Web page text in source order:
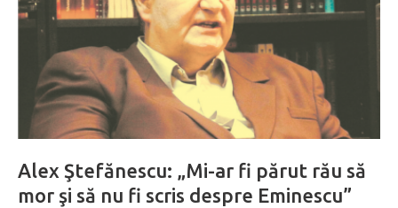
Alex Ştefănescu: „Mi-ar fi părut rău să
mor şi să nu fi scris despre Eminescu”